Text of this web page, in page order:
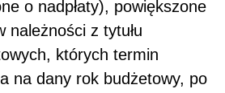
o nadpłaty), powiększone
należności z tytułu
których termin
na dany rok budżetowy, po